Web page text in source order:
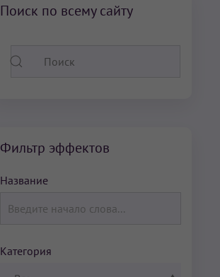
Поиск по всему сайту
Фильтр эффектов
Название
Категория